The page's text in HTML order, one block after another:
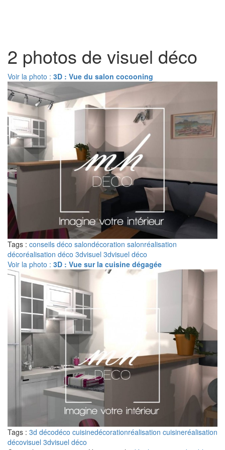
2 photos de visuel déco
Voir la photo : 3D : Vue du salon cocooning
Tags : conseils déco salondécoration salonréalisation
décoréalisation déco 3dvisuel 3dvisuel déco
Voir la photo : 3D : Vue sur la cuisine dégagée
Tags : 3d décodéco cuisinedécorationréalisation cuisineréalisation
décovisuel 3dvisuel déco